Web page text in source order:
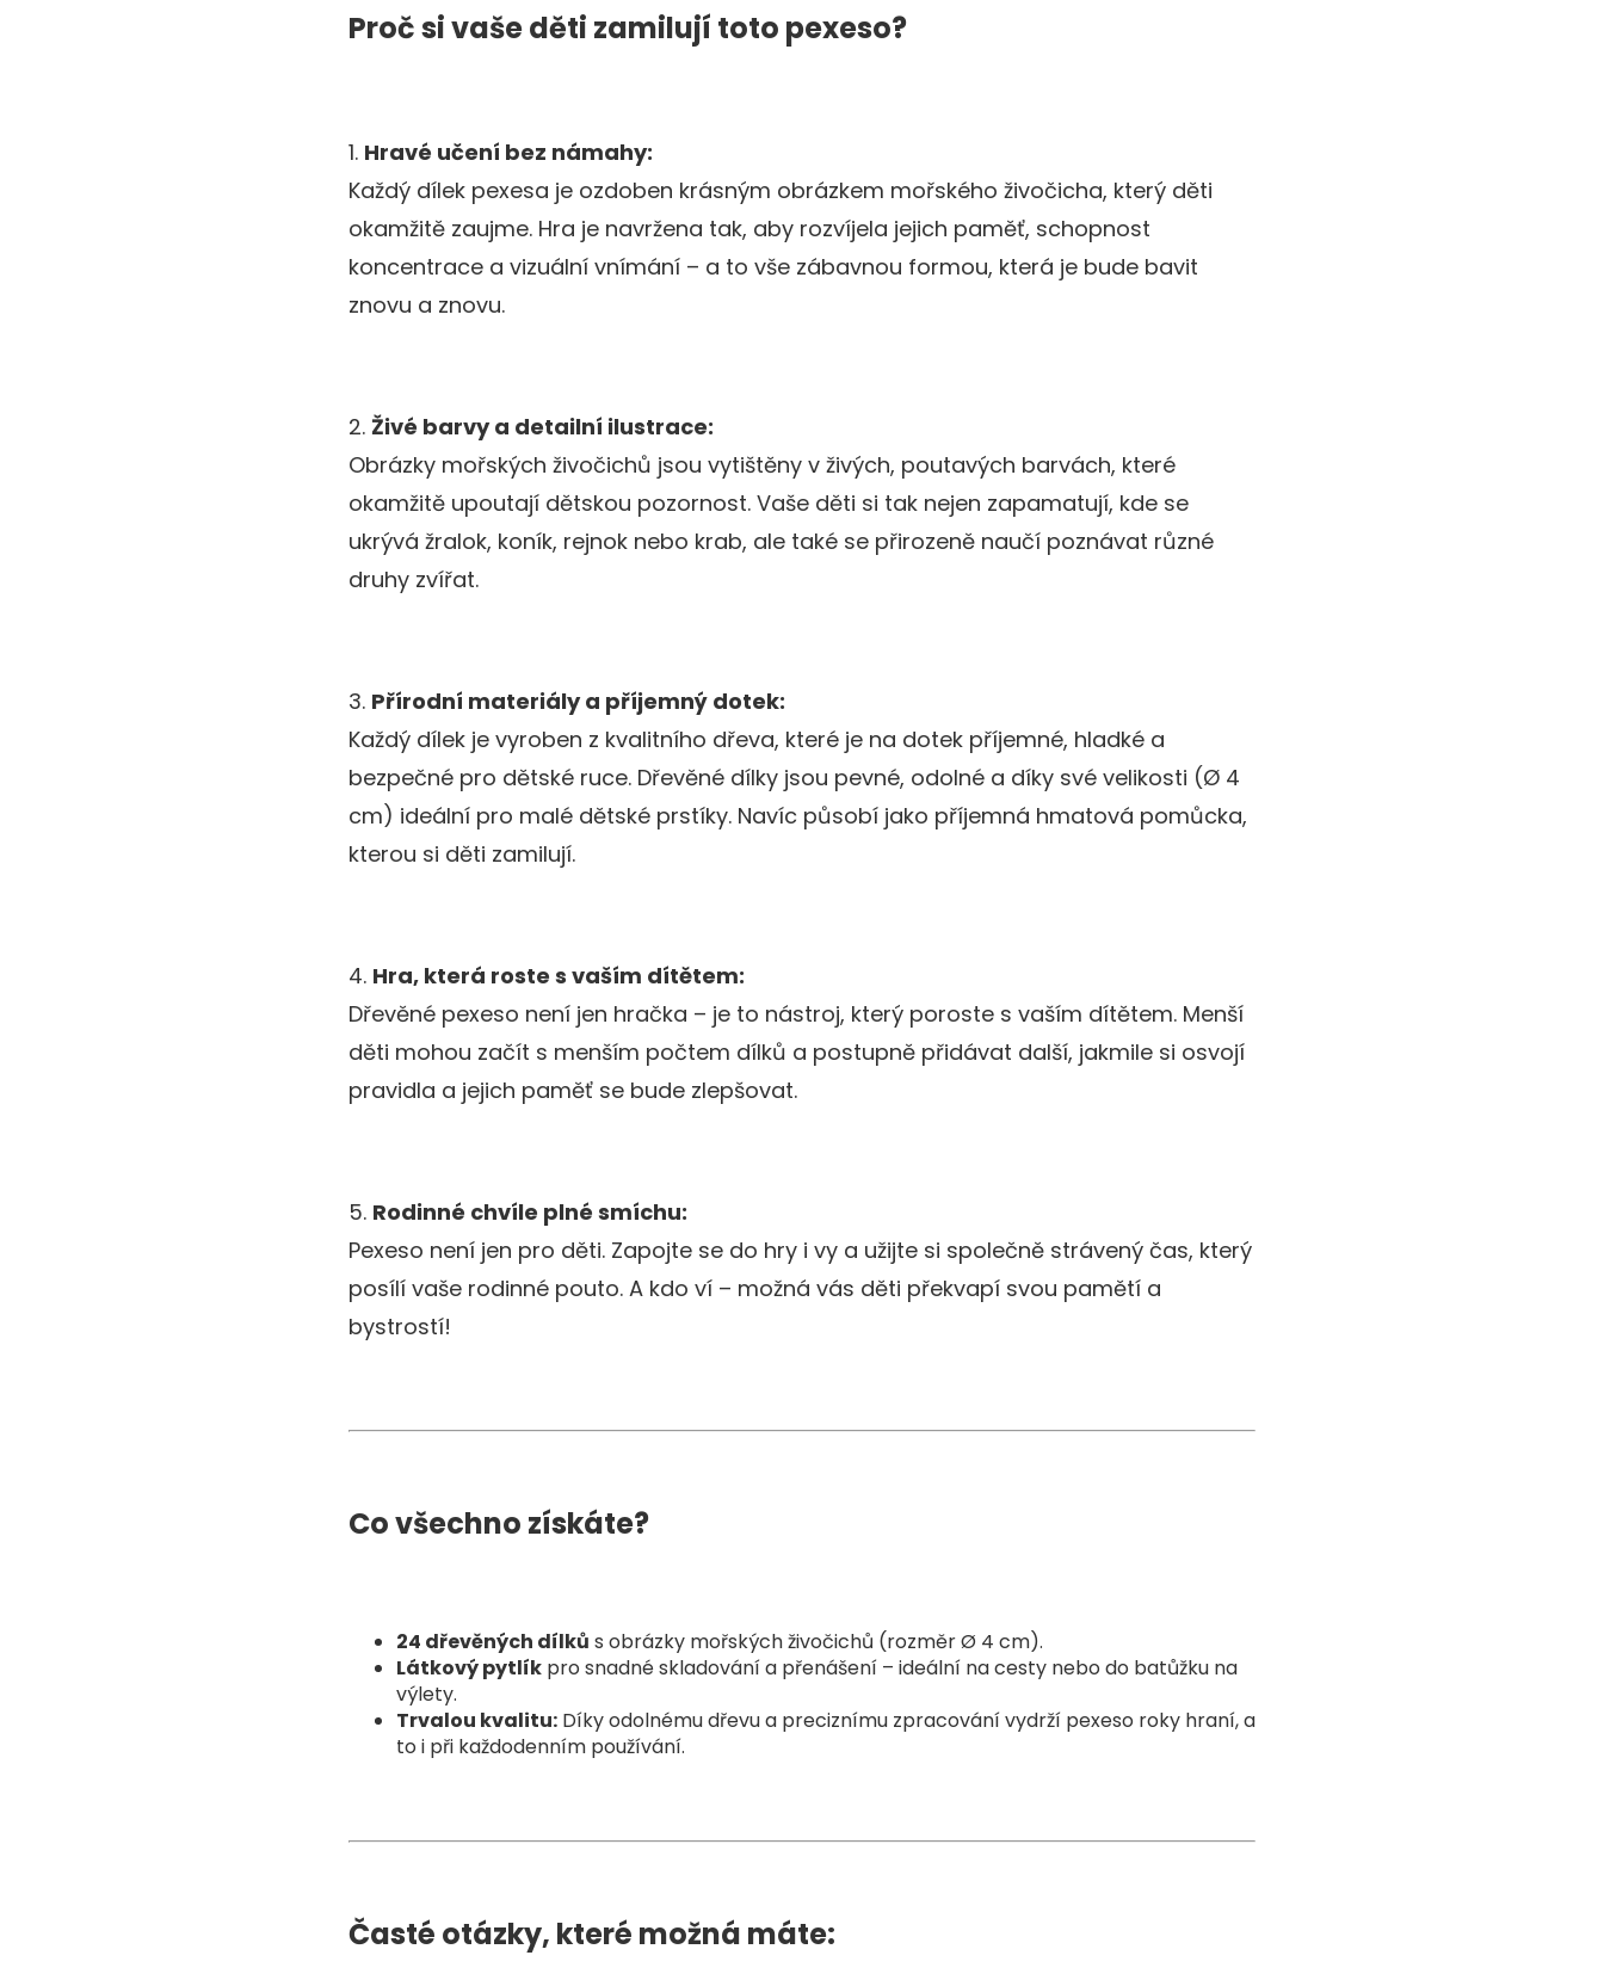
Proč si vaše děti zamilují toto pexeso?
1. Hravé učení bez námahy:
Každý dílek pexesa je ozdoben krásným obrázkem mořského živočicha, který děti
okamžitě zaujme. Hra je navržena tak, aby rozvíjela jejich paměť, schopnost
koncentrace a vizuální vnímání – a to vše zábavnou formou, která je bude bavit
znovu a znovu.
2. Živé barvy a detailní ilustrace:
Obrázky mořských živočichů jsou vytištěny v živých, poutavých barvách, které
okamžitě upoutají dětskou pozornost. Vaše děti si tak nejen zapamatují, kde se
ukrývá žralok, koník, rejnok nebo krab, ale také se přirozeně naučí poznávat různé
druhy zvířat.
3. Přírodní materiály a příjemný dotek:
Každý dílek je vyroben z kvalitního dřeva, které je na dotek příjemné, hladké a
bezpečné pro dětské ruce. Dřevěné dílky jsou pevné, odolné a díky své velikosti (Ø 4
cm) ideální pro malé dětské prstíky. Navíc působí jako příjemná hmatová pomůcka,
kterou si děti zamilují.
4. Hra, která roste s vaším dítětem:
Dřevěné pexeso není jen hračka – je to nástroj, který poroste s vaším dítětem. Menší
děti mohou začít s menším počtem dílků a postupně přidávat další, jakmile si osvojí
pravidla a jejich paměť se bude zlepšovat.
5. Rodinné chvíle plné smíchu:
Pexeso není jen pro děti. Zapojte se do hry i vy a užijte si společně strávený čas, který
posílí vaše rodinné pouto. A kdo ví – možná vás děti překvapí svou pamětí a
bystrostí!
Co všechno získáte?
24 dřevěných dílků s obrázky mořských živočichů (rozměr Ø 4 cm).
Látkový pytlík pro snadné skladování a přenášení – ideální na cesty nebo do batůžku na
výlety.
Trvalou kvalitu: Díky odolnému dřevu a preciznímu zpracování vydrží pexeso roky hraní, a
to i při každodenním používání.
Časté otázky, které možná máte: